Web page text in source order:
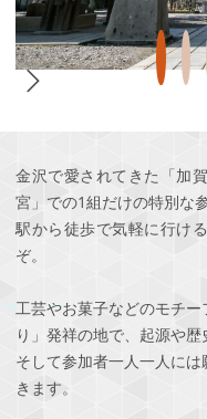
金沢で愛されてきた「加
宮」での1組だけの特別な
駅から徒歩で気軽に行け
ぞ。
工芸やお菓子などのモチ
り」発祥の地で、起源や歴
そして参加者一人一人に
きます。